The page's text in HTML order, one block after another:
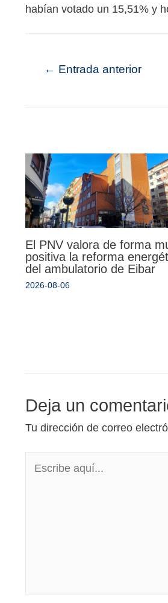
habían votado un 15,51% y
← Entrada anterior
El PNV valora de forma
positiva la reforma
del ambulatorio de Eibar
2026-08-06
Deja un
Tu dirección de correo